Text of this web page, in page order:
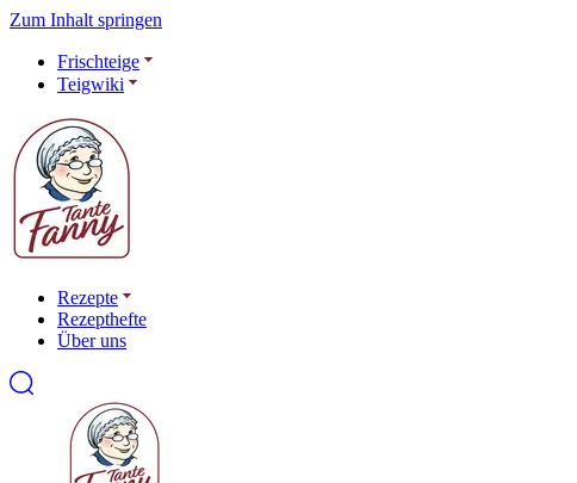
Zum Inhalt springen
Frischteige
Teigwiki
Rezepte
Rezepthefte
Über uns